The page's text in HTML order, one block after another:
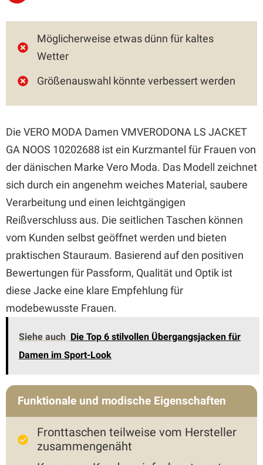
Möglicherweise etwas dünn für kaltes
Wetter
Größenauswahl könnte verbessert werden
Die VERO MODA Damen VMVERODONA LS JACKET
GA NOOS 10202688 ist ein Kurzmantel für Frauen von
der dänischen Marke Vero Moda. Das Modell zeichnet
sich durch ein angenehm weiches Material, saubere
Verarbeitung und einen leichtgängigen
Reißverschluss aus. Die seitlichen Taschen können
vom Kunden selbst geöffnet werden und bieten
praktischen Stauraum. Basierend auf den positiven
Bewertungen für Passform, Qualität und Optik ist
diese Jacke eine klare Empfehlung für
modebewusste Frauen.
Siehe auch Die Top 6 stilvollen Übergangsjacken für
Damen im Sport-Look
Funktionale und modische Eigenschaften
Fronttaschen teilweise vom Hersteller
zusammengenäht